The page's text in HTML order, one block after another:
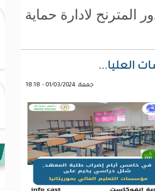
المترنح لادارة حماية
العليا...
جمعة, 01/03/2024 - 18:18